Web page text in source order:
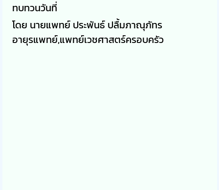
ทบทวนวันที่
โดย นายแพทย์ ประพันธ์ ปลื้มภาณุภัทร
อายุรแพทย์,แพทย์เวชศาสตร์ครอบครัว